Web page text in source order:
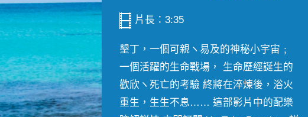
片長：3:35
墾丁，一個可親ヽ易及的神秘小宇宙﹔
一個活躍的生命戰場， 生命歷經誕生的
歡欣ヽ死亡的考驗 終將在淬煉後，浴火
重生，生生不息…… 這部影片中的配樂